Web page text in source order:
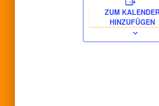
ZUM
HINZUFÜGEN